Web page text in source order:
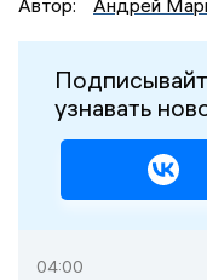
Автор:
Андрей
узнавать
04:00